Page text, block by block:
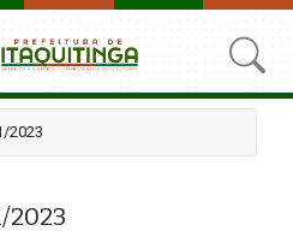
2023
2023